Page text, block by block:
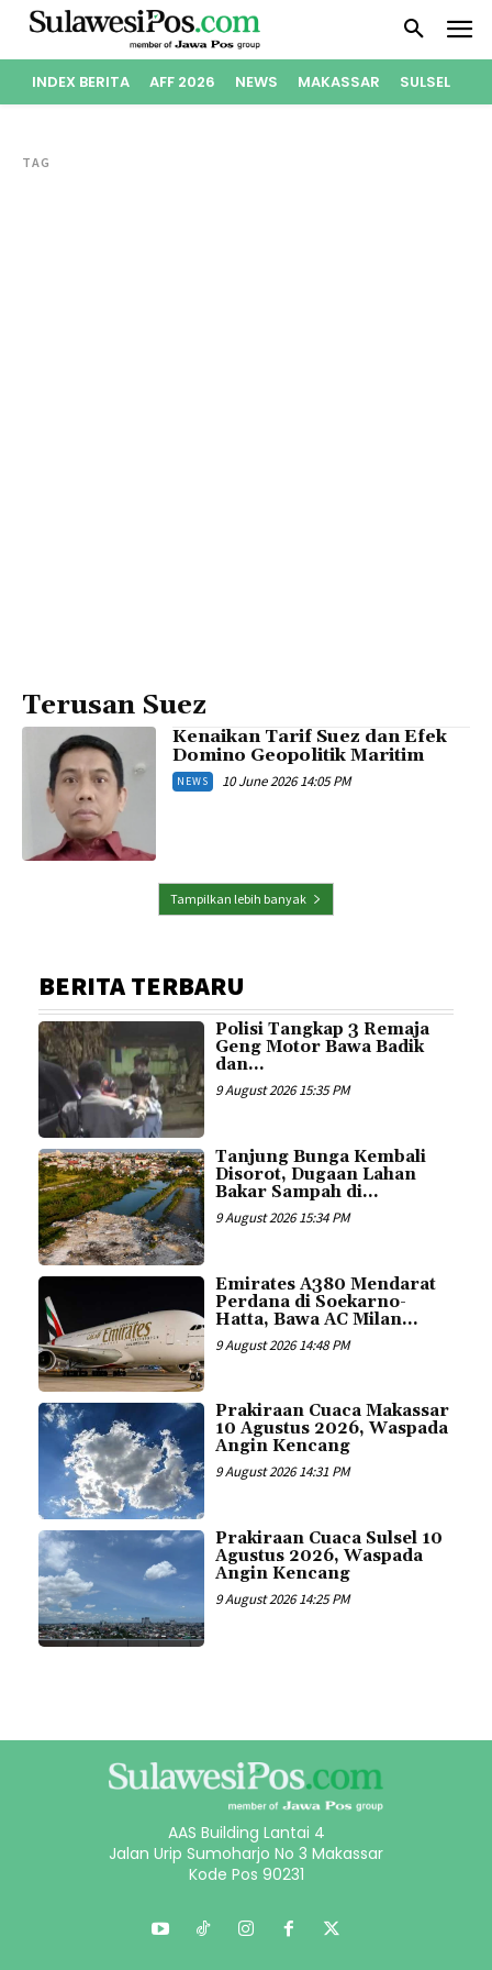
INDEX BERITA AFF 2026 NEWS MAKASSAR SULSEL
TAG
Terusan Suez
Kenaikan Tarif Suez dan Efek
Domino Geopolitik Maritim
NEWS 10 June 2026 14:05 PM
Tampilkan lebih banyak
BERITA TERBARU
Polisi Tangkap 3 Remaja
Geng Motor Bawa Badik
dan...
9 August 2026 15:35 PM
Tanjung Bunga Kembali
Disorot, Dugaan Lahan
Bakar Sampah di...
9 August 2026 15:34 PM
Emirates A380 Mendarat
Perdana di Soekarno-
Hatta, Bawa AC Milan...
9 August 2026 14:48 PM
Prakiraan Cuaca Makassar
10 Agustus 2026, Waspada
Angin Kencang
9 August 2026 14:31 PM
Prakiraan Cuaca Sulsel 10
Agustus 2026, Waspada
Angin Kencang
9 August 2026 14:25 PM
AAS Building Lantai 4
Jalan Urip Sumoharjo No 3 Makassar
Kode Pos 90231